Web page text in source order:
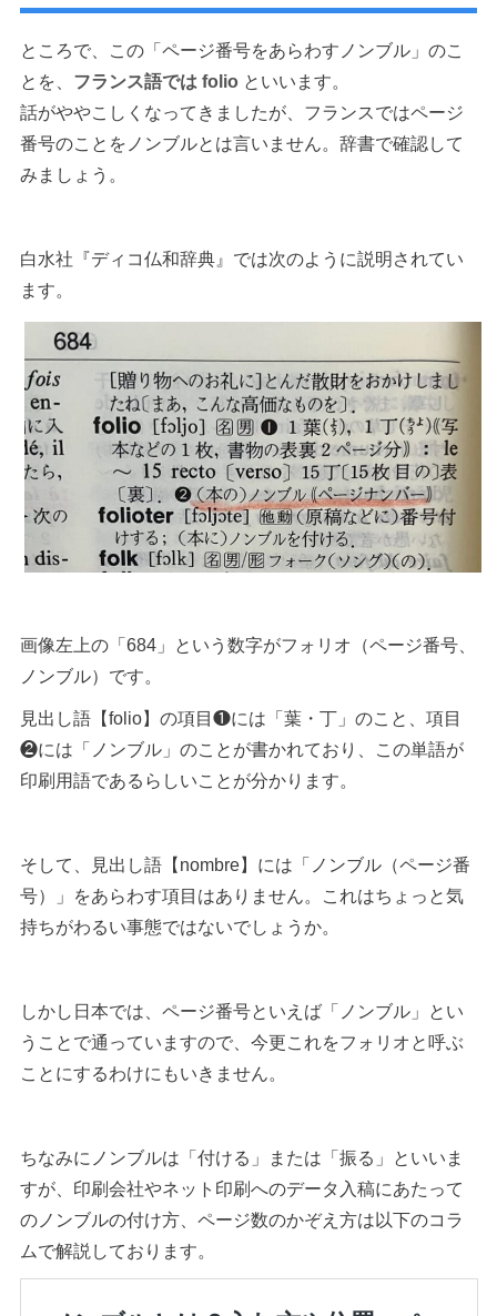
ところで、この「ページ番号をあらわすノンブル」のこ
とを、 フランス語では folioといいます。
話がややこしくなってきましたが、フランスではページ
番号のことをノンブルとは言いません。辞書で確認して
みましょう。
白水社『ディコ仏和辞典』では次のように説明されてい
ます。
画像左上の「684」という数字がフォリオ（ページ番号、
ノンブル）です。
見出し語【folio】の項目❶には「葉・丁」のこと、項目
❷には「ノンブル」のことが書かれており、この単語が
印刷用語であるらしいことが分かります。
そして、見出し語【nombre】には「ノンブル（ページ番
号）」をあらわす項目はありません。これはちょっと気
持ちがわるい事態ではないでしょうか。
しかし日本では、ページ番号といえば「ノンブル」とい
うことで通っていますので、今更これをフォリオと呼ぶ
ことにするわけにもいきません。
ちなみにノンブルは「付ける」または「振る」といいま
すが、印刷会社やネット印刷へのデータ入稿にあたって
のノンブルの付け方、ページ数のかぞえ方は以下のコラ
ムで解説しております。